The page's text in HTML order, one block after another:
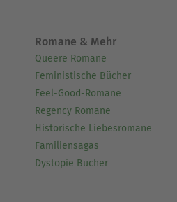
Ausblenden
Romane & Mehr
Queere Romane
Feministische Bücher
Feel-Good-Romane
Regency Romane
Historische Liebesromane
Familiensagas
Dystopie Bücher